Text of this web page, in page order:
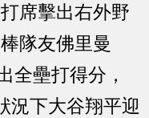
席擊出右外野
隊友佛里曼
全壘打得分，
況下大谷翔平迎